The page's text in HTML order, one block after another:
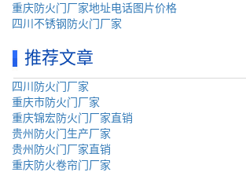
重庆防火门厂家地址电话图片价格
四川不锈钢防火门厂家
推荐文章
四川防火门厂家
重庆市防火门厂家
重庆锦宏防火门厂家直销
贵州防火门生产厂家
贵州防火门厂家直销
重庆防火卷帘门厂家